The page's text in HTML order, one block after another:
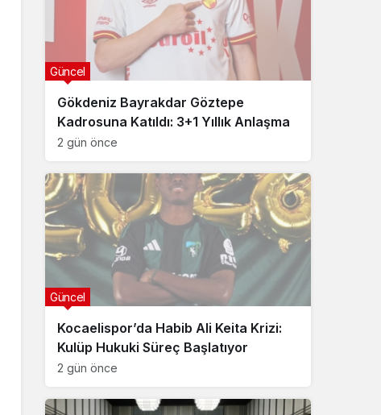
Gökdeniz Bayrakdar Göztepe
Kadrosuna Katıldı: 3+1 Yıllık Anlaşma
2 gün önce
Güncel
Kocaelispor’da Habib Ali Keita Krizi:
Kulüp Hukuki Süreç Başlatıyor
2 gün önce
Güncel